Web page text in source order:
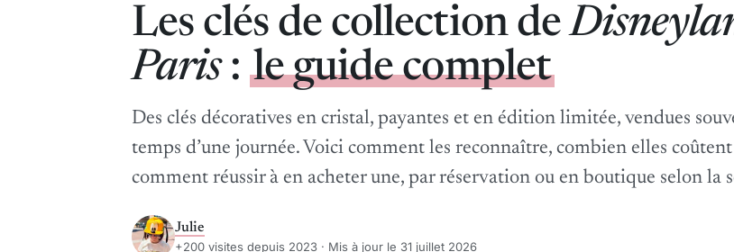
Les clés de collection de
Paris:le guide complet
Des clés décoratives en cristal, payantes et en édition limitée, vendues
temps d’une journée. Voici comment les reconnaître, combien elles
comment réussir à en acheter une, par réservation ou en boutique selon la
Julie
+200 visites depuis 2023 · Mis à jour le 31 juillet 2026